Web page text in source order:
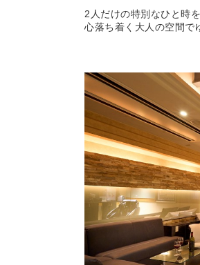
2人だけの特別なひと時
心落ち着く大人の空間